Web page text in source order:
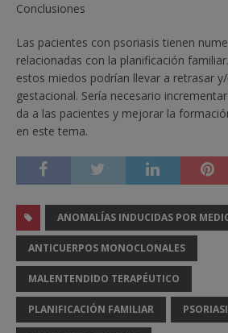
Conclusiones
Las pacientes con psoriasis tienen
relacionadas con la planificación
estos miedos podrían llevar a retrasar
gestacional. Sería necesario
da a las pacientes y mejorar la
en este tema.
ANOMALÍAS INDUCIDAS POR
ANTICUERPOS MONOCLONALES
MALENTENDIDO TERAPÉUTICO
PLANIFICACIÓN FAMILIAR